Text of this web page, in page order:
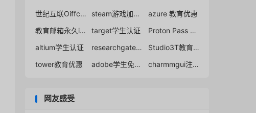
世纪互联Oiffce365 steam游戏加速器免费
azure 教育优惠
教育邮箱永久idea
target学生认证
Proton Pass Plus 98% off
altium学生认证
researchgate免费下载
Studio3T教育优惠
tower教育优惠
adobe学生免费教育版 charmmgui注册步骤
网友感受